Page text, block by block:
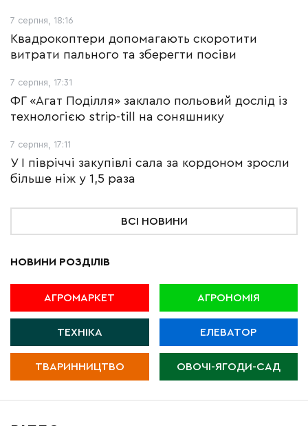
7 серпня, 18:16
Квадрокоптери допомагають скоротити
витрати пального та зберегти посіви
7 серпня, 17:31
ФГ «Агат Поділля» заклало польовий дослід із
технологією strip-till на соняшнику
7 серпня, 17:11
У І півріччі закупівлі сала за кордоном зросли
більше ніж у 1,5 раза
ВСІ НОВИНИ
НОВИНИ РОЗДІЛІВ
АГРОМАРКЕТ АГРОНОМІЯ
ТЕХНІКА ЕЛЕВАТОР
ТВАРИННИЦТВО ОВОЧІ-ЯГОДИ-САД